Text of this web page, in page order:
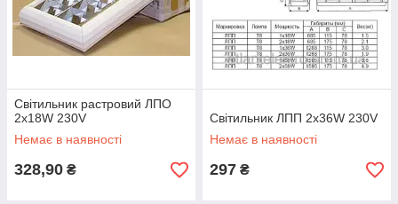
Світильник растровий ЛПО
2x18W 230V
Немає в наявності
328,90 ₴
Світильник ЛПП 2x36W 230V
Немає в наявності
297 ₴